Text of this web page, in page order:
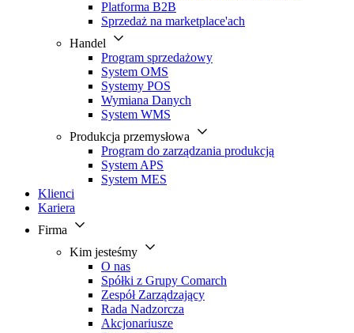
Platforma B2B
Sprzedaż na marketplace'ach
Handel
Program sprzedażowy
System OMS
Systemy POS
Wymiana Danych
System WMS
Produkcja przemysłowa
Program do zarządzania produkcją
System APS
System MES
Klienci
Kariera
Firma
Kim jesteśmy
O nas
Spółki z Grupy Comarch
Zespół Zarządzający
Rada Nadzorcza
Akcjonariusze